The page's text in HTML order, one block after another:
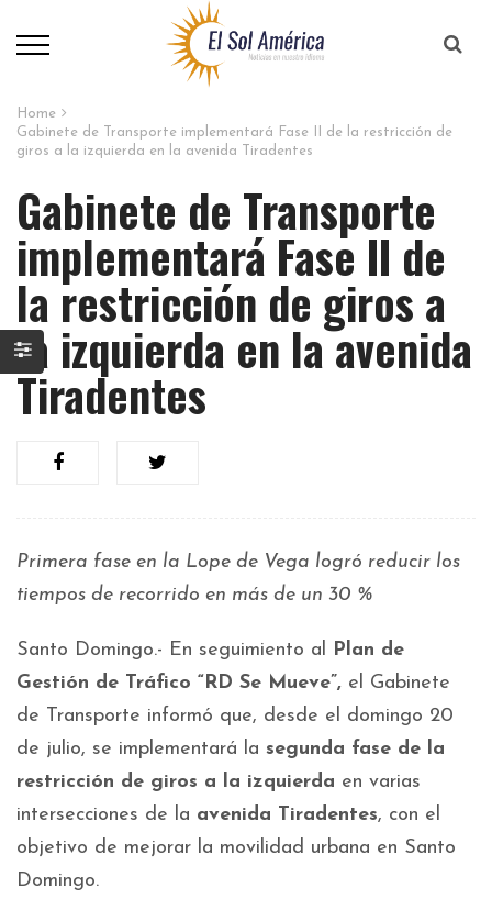
Home
Gabinete de Transporte implementará Fase II de la restricción de
giros a la izquierda en la avenida Tiradentes
Gabinete de Transporte
implementará Fase II de
la restricción de giros a
la izquierda en la avenida
Tiradentes
Primera fase en la Lope de Vega logró reducir los
tiempos de recorrido en más de un 30 %
Santo Domingo.- En seguimiento al Plan de
Gestión de Tráfico “RD Se Mueve”, el Gabinete
de Transporte informó que, desde el domingo 20
de julio, se implementará la segunda fase de la
restricción de giros a la izquierda en varias
intersecciones de la avenida Tiradentes, con el
objetivo de mejorar la movilidad urbana en Santo
Domingo.